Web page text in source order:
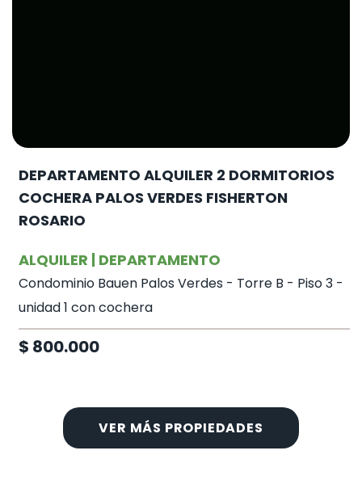
DEPARTAMENTO ALQUILER 2 DORMITORIOS
COCHERA PALOS VERDES FISHERTON
ROSARIO
ALQUILER | DEPARTAMENTO
Condominio Bauen Palos Verdes - Torre B - Piso 3 -
unidad 1 con cochera
$ 800.000
VER MÁS PROPIEDADES